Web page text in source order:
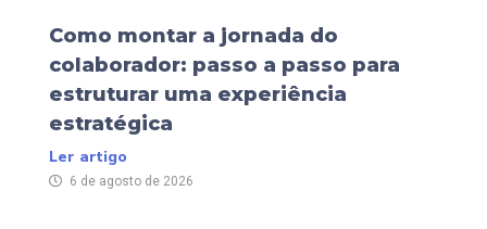
Como montar a jornada do
colaborador: passo a passo para
estruturar uma experiência
estratégica
Ler artigo
6 de agosto de 2026